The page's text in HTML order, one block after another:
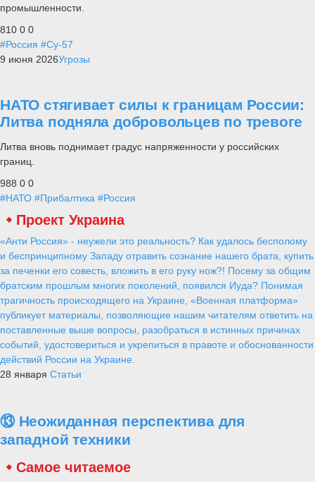
промышленности.
810 0 0
#Россия #Су-57
9 июня 2026Угрозы
НАТО стягивает силы к границам России:
Литва подняла добровольцев по тревоге
Литва вновь поднимает градус напряженности у российских
границ.
988 0 0
#НАТО #Прибалтика #Россия
Проект Украина
«Анти Россия» - неужели это реальность? Как удалось бесполому
и беспринципному Западу отравить сознание нашего брата, купить
за печенки его совесть, вложить в его руку нож?! Посему за общим
братским прошлым многих поколений, появился Иуда? Понимая
трагичность происходящего на Украине, «Военная платформа»
публикует материалы, позволяющие нашим читателям ответить на
поставленные выше вопросы, разобраться в истинных причинах
событий, удостовериться и укрепиться в правоте и обоснованности
действий России на Украине.
28 января Статьи
⑬ Неожиданная перспектива для
западной техники
Самое читаемое